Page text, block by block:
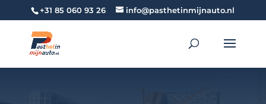
+31 85 060 93 26 info@pasthetinmijnauto.nl